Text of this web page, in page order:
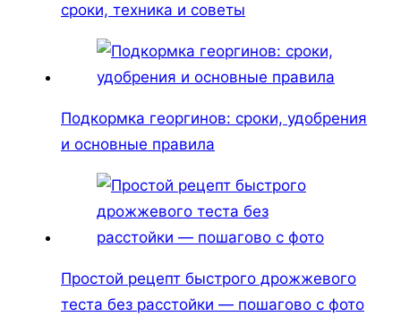
сроки, техника и советы
Подкормка георгинов: сроки, удобрения
и основные правила
Простой рецепт быстрого дрожжевого
теста без расстойки — пошагово с фото